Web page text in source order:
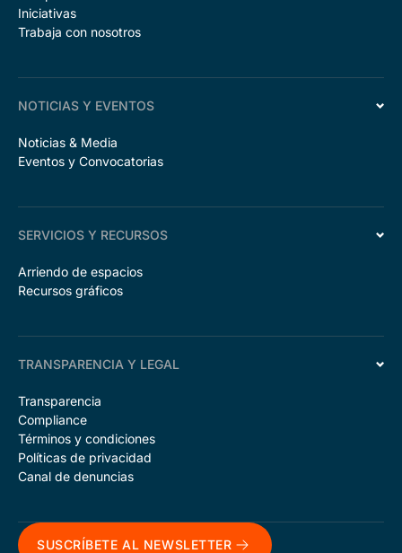
Iniciativas
Trabaja con nosotros
NOTICIAS Y EVENTOS
Noticias & Media
Eventos y Convocatorias
SERVICIOS Y RECURSOS
Arriendo de espacios
Recursos gráficos
TRANSPARENCIA Y LEGAL
Transparencia
Compliance
Términos y condiciones
Políticas de privacidad
Canal de denuncias
SUSCRÍBETE AL NEWSLETTER